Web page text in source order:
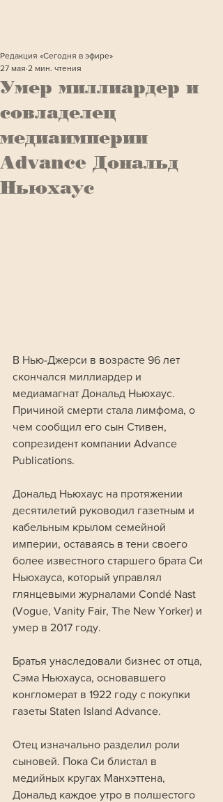
Умер миллиардер и
совладелец
медиаимперии
Advance Дональд
Ньюхаус
Редакция «Сегодня в эфире»
27 мая 2 мин. чтения
В Нью-Джерси в возрасте 96 лет
скончался миллиардер и
медиамагнат Дональд Ньюхаус.
Причиной смерти стала лимфома, о
чем сообщил его сын Стивен,
сопрезидент компании Advance
Publications.
Дональд Ньюхаус на протяжении
десятилетий руководил газетным и
кабельным крылом семейной
империи, оставаясь в тени своего
более известного старшего брата Си
Ньюхауса, который управлял
глянцевыми журналами Condé Nast
(Vogue, Vanity Fair, The New Yorker) и
умер в 2017 году.
Братья унаследовали бизнес от отца,
Сэма Ньюхауса, основавшего
конгломерат в 1922 году с покупки
газеты Staten Island Advance.
Отец изначально разделил роли
сыновей. Пока Си блистал в
медийных кругах Манхэттена,
Дональд каждое утро в полшестого